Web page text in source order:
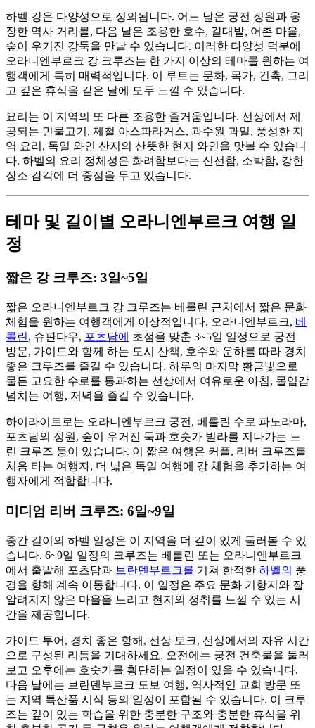
하벨 강은 다양성으로 정의됩니다. 어느 날은 궁전 정원과 웅
장한 역사 거리를, 다음 날은 조용한 호수, 갈대밭, 어촌 마을,
숲이 우거진 강둑을 만날 수 있습니다. 이러한 다양성 덕분에
오라니엔부르크 강 크루즈는 한 가지 이상의 테마를 원하는 여
행객에게 특히 매력적입니다. 이 루트는 문화, 목가, 건축, 그리
고 깊은 휴식을 같은 날에 모두 느낄 수 있습니다.
요리는 이 지역의 또 다른 조용한 즐거움입니다. 선상에서 제
공되는 민물고기, 제철 아스파라거스, 과수원 과일, 풍성한 지
역 요리, 독일 와인 산지의 산뜻한 현지 와인을 맛볼 수 있습니
다. 하벨의 요리 정체성은 화려함보다는 신선함, 소박함, 강한
장소 감각에 더 중점을 두고 있습니다.
테마 및 길이별 오라니엔부르크 여행 일
정
짧은 강 크루즈: 3일~5일
짧은 오라니엔부르크 강 크루즈는 베를린 근처에서 짧은 문화
체험을 원하는 여행객에게 이상적입니다. 오라니엔부르크, 베
를린, 슈판다우, 포츠담에 초점을 맞춘 3~5일 일정으로 궁전
방문, 가이드와 함께 하는 도시 산책, 호수와 운하를 따라 경치
좋은 크루즈를 즐길 수 있습니다. 하루의 마지막 황금빛으로
물든 고요한 수로를 통과하는 선상에서 여유로운 아침, 몰입감
넘치는 여행, 저녁을 즐길 수 있습니다.
하이라이트로는 오라니엔부르크 궁전, 베를린 수로 파노라마,
포츠담의 정원, 숲이 우거진 둑과 호숫가 빌라를 지나가는 느
린 크루즈 등이 있습니다. 이 짧은 여행은 커플, 리버 크루즈를
처음 타는 여행자, 더 넓은 독일 여행에 강 체험을 추가하는 여
행자에게 적합합니다.
미디엄 리버 크루즈: 6일~9일
중간 길이의 하벨 일정은 이 지역을 더 깊이 있게 둘러볼 수 있
습니다. 6~9일 일정의 크루즈는 베를린 또는 오라니엔부르크
에서 출발해 포츠담과 브란덴부르크를 거쳐 한적한 하벨의 풍
경을 향해 계속 이동합니다. 이 일정은 주요 문화 기항지와 잘
알려지지 않은 마을을 느리고 현지의 정취를 느낄 수 있는 시
간을 제공합니다.
가이드 투어, 경치 좋은 항해, 선상 토크, 선상에서의 자유 시간
으로 구성된 리듬을 기대하세요. 오전에는 궁전 건축물을 둘러
보고 오후에는 호숫가를 횡단하는 일정이 있을 수 있습니다.
다음 날에는 브란덴부르크 도보 여행, 역사적인 교회 방문 또
는 지역 특산품 시식 등의 일정이 포함될 수 있습니다. 이 크루
즈는 깊이 있는 학습을 위한 충분한 구조와 충분한 휴식을 위